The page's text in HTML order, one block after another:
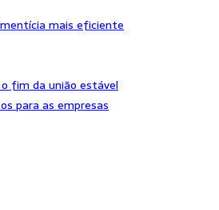
mais eficiente
fim da união estável
para as empresas